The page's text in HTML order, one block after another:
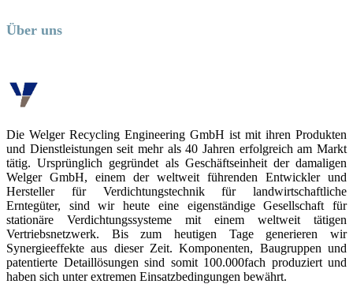
Über uns
Die Welger Recycling Engineering GmbH ist mit ihren Produkten
und Dienstleistungen seit mehr als 40 Jahren erfolgreich am Markt
tätig. Ursprünglich gegründet als Geschäftseinheit der damaligen
Welger GmbH, einem der weltweit führenden Entwickler und
Hersteller für Verdichtungstechnik für landwirtschaftliche
Erntegüter, sind wir heute eine eigenständige Gesellschaft für
stationäre Verdichtungssysteme mit einem weltweit tätigen
Vertriebsnetzwerk. Bis zum heutigen Tage generieren wir
Synergieeffekte aus dieser Zeit. Komponenten, Baugruppen und
patentierte Detaillösungen sind somit 100.000fach produziert und
haben sich unter extremen Einsatzbedingungen bewährt.